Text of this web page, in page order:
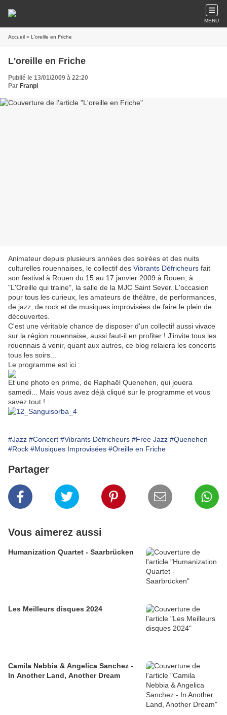
MENU
Accueil » L'oreille en Friche
L'oreille en Friche
Publié le 13/01/2009 à 22:20
Par Franpi
Animateur depuis plusieurs années des soirées et des nuits
culturelles rouennaises, le collectif des Vibrants Défricheurs fait
son festival à Rouen du 15 au 17 janvier 2009 à Rouen, à
"L'Oreille qui traine", la salle de la MJC Saint Sever. L'occasion
pour tous les curieux, les amateurs de théâtre, de performances,
de jazz, de rock et de musiques improvisées de faire le plein de
découvertes.
C'est une véritable chance de disposer d'un collectif aussi vivace
sur la région rouennaise, aussi faut-il en profiter ! J'invite tous les
rouennais à venir, quant aux autres, ce blog relaiera les concerts
tous les soirs...
Le programme est ici :
Et une photo en prime, de Raphaël Quenehen, qui jouera
samedi... Mais vous avez déjà cliqué sur le programme et vous
savez tout ! :
#Jazz #Concert #Vibrants Défricheurs #Free Jazz #Quenehen
#Rock #Musiques Improvisées #Oreille en Friche
Partager
Vous aimerez aussi
Humanization Quartet - Saarbrücken
Les Meilleurs disques 2024
Camila Nebbia & Angelica Sanchez -
In Another Land, Another Dream